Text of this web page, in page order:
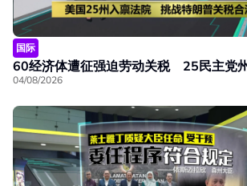
国际
60经济体遭征强迫劳动关税 25民主党
04/08/2026